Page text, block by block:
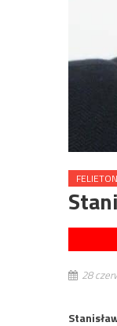
28